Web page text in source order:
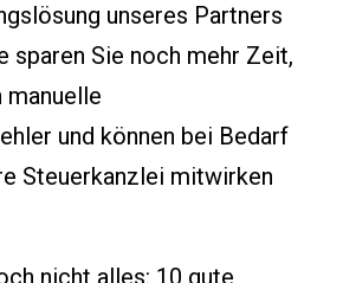
unseres Partners
sparen Sie noch mehr Zeit,
manuelle
und können bei Bedarf
Steuerkanzlei mitwirken
nicht alles: 10 gute